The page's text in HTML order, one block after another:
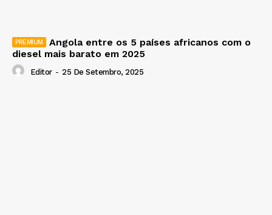
Angola entre os 5 países africanos com o
diesel mais barato em 2025
Editor - 25 De Setembro, 2025